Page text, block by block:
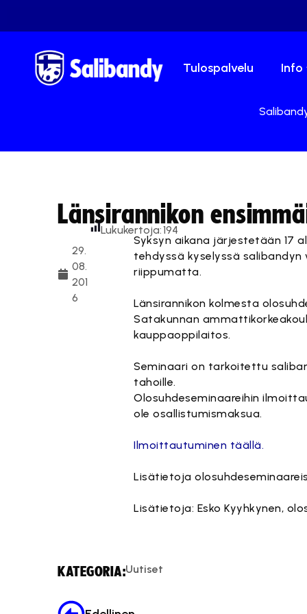
Tulospalvelu Info
Länsirannikon
29.
08.
201
6
Lukukertoja:194
Syksyn aikana järjestetään 17
tehdyssä kyselyssä
riippumatta.
Länsirannikon kolmesta
Satakunnan
kauppaoppilaitos.
Seminaari on tarkoitettu
tahoille.
Olosuhdeseminaareihin
ole osallistumismaksua.
Ilmoittautuminen täällä.
Lisätietoja
Lisätietoja: Esko Kyyhkynen,
KATEGORIA:Uutiset